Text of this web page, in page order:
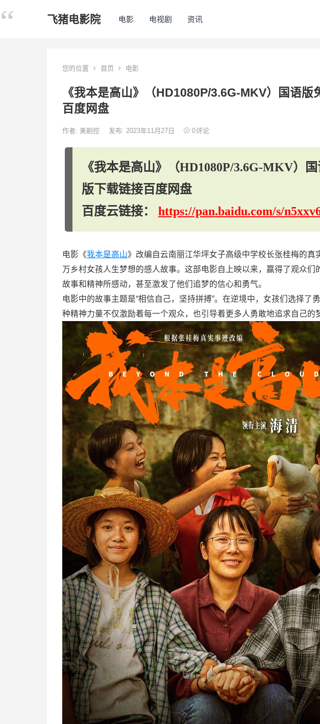
飞猪电影院 电影 电视剧 资讯
您的位置 首页 电影
《我本是高山》（HD1080P/3.6G-MKV）国语
百度网盘
作者: 美剧控 发布: 2023年11月27日 0评论
《我本是高山》（HD1080P/3.6G-MKV）
版下载链接百度网盘
百度云链接： https://pan.baidu.com/s/
电影《我本是高山》改编自云南丽江华坪女子高级中学校长张桂梅的
万乡村女孩人生梦想的感人故事。这部电影自上映以来，赢得了观众们
故事和精神所感动，甚至激发了他们追梦的信心和勇气。
电影中的故事主题是“相信自己，坚持拼搏”。在逆境中，女孩们选择了
种精神力量不仅激励着每一个观众，也引导着更多人勇敢地追求自己的